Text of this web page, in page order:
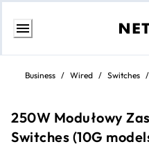
Przejdź
treściBusiness / Wired / Switches /
250W Modułowy
Switches (10G